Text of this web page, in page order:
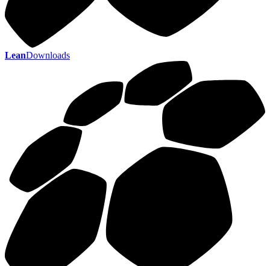
LeanDownloads